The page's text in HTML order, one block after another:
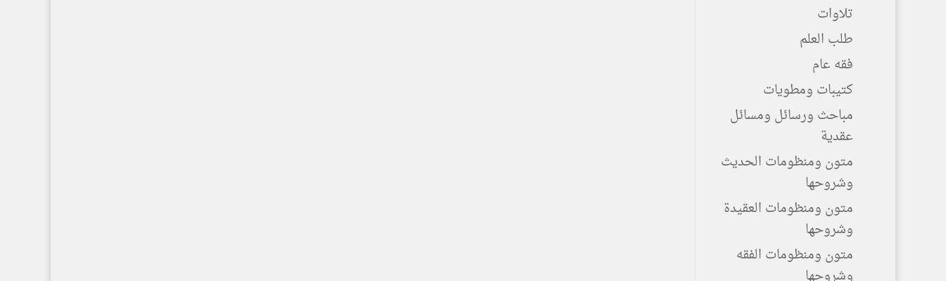
تلاوات
طلب العلم
فقه عام
كتيبات ومطويات
مباحث ورسائل ومسائل
عقدية
متون ومنظومات الحديث
وشروحها
متون ومنظومات العقيدة
وشروحها
متون ومنظومات الفقه